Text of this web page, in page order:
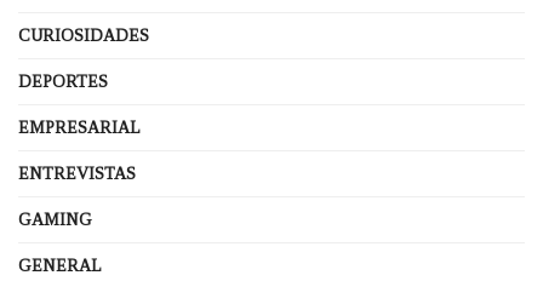
CURIOSIDADES
DEPORTES
EMPRESARIAL
ENTREVISTAS
GAMING
GENERAL